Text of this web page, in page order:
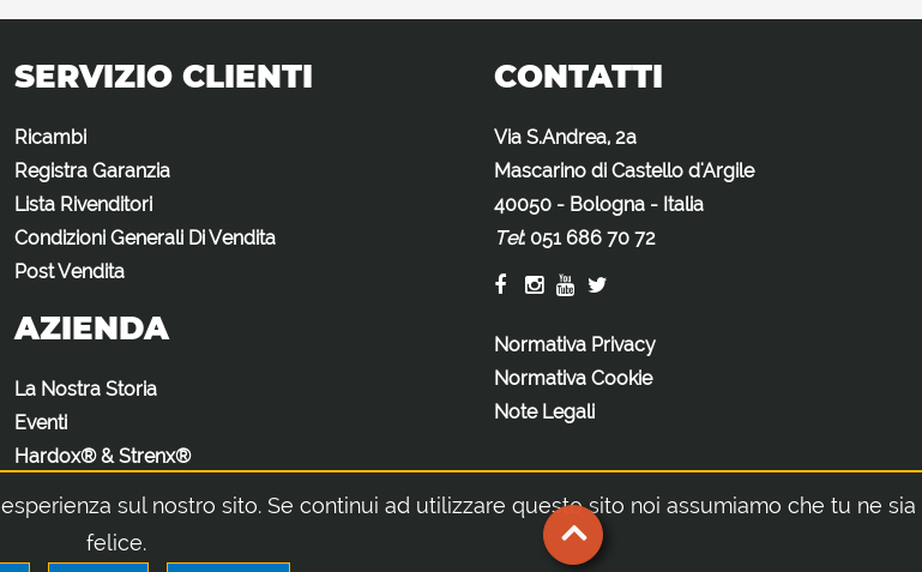
SERVIZIO CLIENTI
Ricambi
Registra Garanzia
Lista Rivenditori
Condizioni Generali Di Vendita
Post Vendita
AZIENDA
La Nostra Storia
Eventi
Hardox® & Strenx®
CONTATTI
Via S.Andrea, 2a
Mascarino di Castello d'Argile
40050 - Bologna - Italia
Tel: 051 686 70 72
Normativa Privacy
Normativa Cookie
Note Legali
sul nostro sito. Se continui ad utilizzare questo sito noi assumiamo che tu ne sia
felice.